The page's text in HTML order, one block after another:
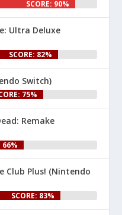
⋅
⚡🔥💥💀
SCORE: 90%
Ultra Deluxe
SCORE: 82%
Switch)
75%
Remake
66%
Club Plus! (Nintendo
SCORE: 83%